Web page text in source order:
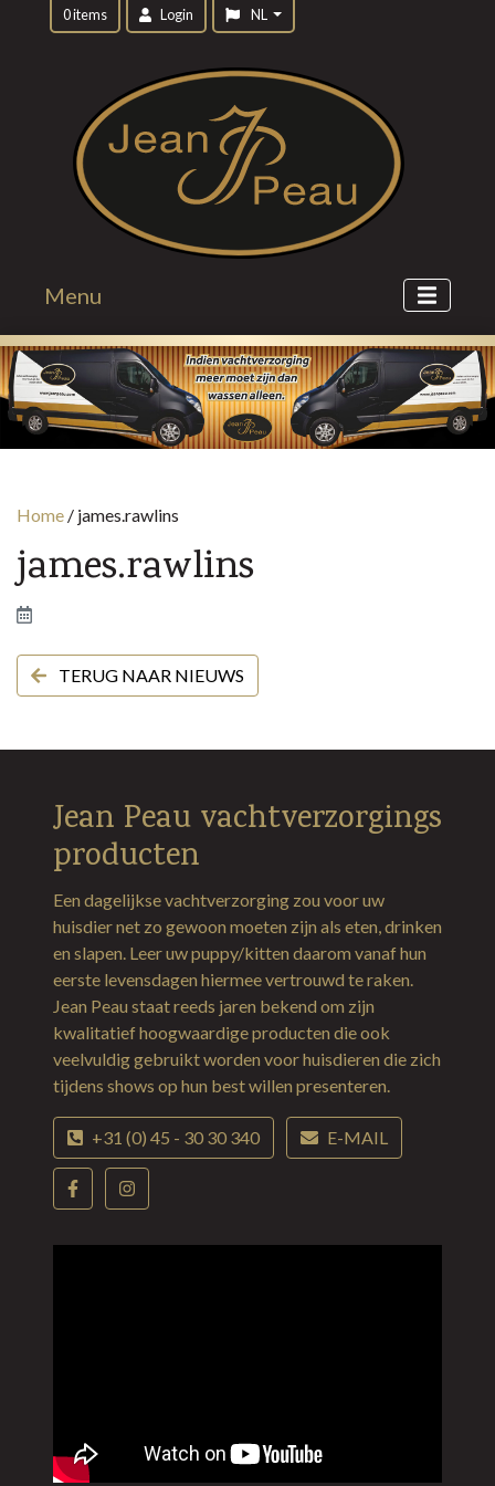
0 items Login NL
Menu
Home / james.rawlins
james.rawlins
TERUG NAAR NIEUWS
Jean Peau vachtverzorgings
producten
Een dagelijkse vachtverzorging zou voor uw
huisdier net zo gewoon moeten zijn als eten, drinken
en slapen. Leer uw puppy/kitten daarom vanaf hun
eerste levensdagen hiermee vertrouwd te raken.
Jean Peau staat reeds jaren bekend om zijn
kwalitatief hoogwaardige producten die ook
veelvuldig gebruikt worden voor huisdieren die zich
tijdens shows op hun best willen presenteren.
+31 (0) 45 - 30 30 340 E-MAIL